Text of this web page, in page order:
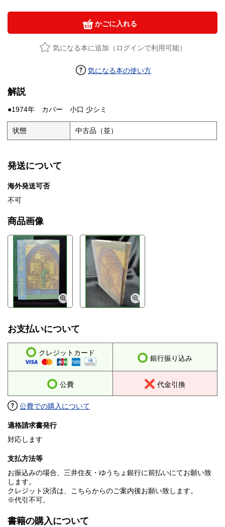
かごに入れる
気になる本に追加（ログインで利用可能）
気になる本の使い方
解説
●1974年 カバー 小口 少シミ
状態 中古品（並）
発送について
海外発送可否
不可
商品画像
お支払いについて
クレジットカード
銀行振り込み
公費 代金引換
公費での購入について
適格請求書発行
対応します
支払方法等
お振込みの場合、三井住友・ゆうちょ銀行に前払いにてお願い致
します。
クレジット決済は、こちらからのご案内後お願い致します。
※代引不可。
書籍の購入について